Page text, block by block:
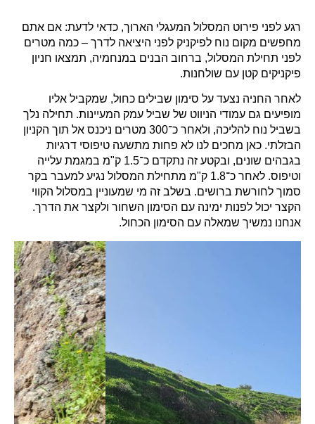
רגע לפני פירוט המסלול המעגלי הארוך, כדאי לדעת: אם אתם
מחפשים מקום נוח לפיקניק לפני היציאה לדרך – כמה מטרים
לפני תחילת המסלול, ברחוב הבנים במנחמיה, תמצאו חניון
פיקניקים קטן עם שולחנות.
לאחר החניה נצעד על סימון שבילים כחול, שמקביל אליו
מופיעים גם עמודי הניווט של שביל עמק המעיינות. תחילה נלך
בשביל נוח להליכה, ולאחר כ־300 מטרים ניכנס אל תוך הקניון
הבזלתי. כאן מחכים לנו לא פחות מתשעה טיפוסי דרגיות
בגבהים שונים, ובקטע זה נתקדם כ־1.5 ק"מ במגמת עלייה
וטיפוס. לאחר כ־1.8 ק"מ מתחילת המסלול נגיע למעבר בקר
סמוך לחורשת ברושים. בשלב זה מי שמעוניין במסלול הקווי
הקצר יכול לפנות ימינה עם הסימון השחור ולקצר את הדרך.
אנחנו נמשיך שמאלה עם הסימון הכחול.